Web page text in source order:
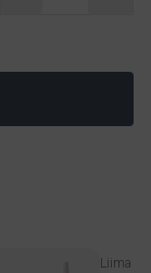
Liima